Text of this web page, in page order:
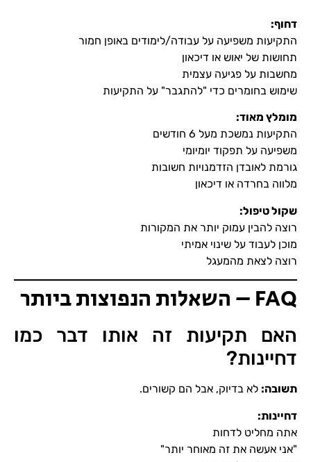
דחוף:
התקיעות משפיעה על עבודה/לימודים באופן חמור
תחושות של יאוש או דיכאון
מחשבות על פגיעה עצמית
שימוש בחומרים כדי "להתגבר" על התקיעות
מומלץ מאוד:
התקיעות נמשכת מעל 6 חודשים
משפיעה על תפקוד יומיומי
גורמת לאובדן הזדמנויות חשובות
מלווה בחרדה או דיכאון
שקול טיפול:
רוצה להבין עמוק יותר את המקורות
מוכן לעבוד על שינוי אמיתי
רוצה לצאת מהמעגל
FAQ – השאלות הנפוצות ביותר
האם תקיעות זה אותו דבר כמו
דחיינות?
תשובה: לא בדיוק, אבל הם קשורים.
דחיינות:
אתה מחליט לדחות
"אני אעשה את זה מאוחר יותר"